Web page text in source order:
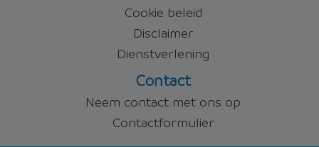
Cookie beleid
Disclaimer
Dienstverlening
Contact
Neem contact met ons op
Contactformulier